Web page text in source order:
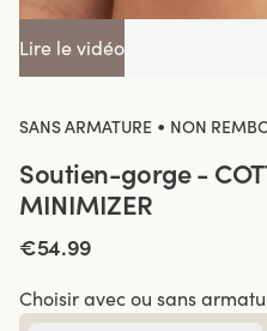
Lire le vidéo
SANS ARMATURE • NON
Soutien-gorge -
MINIMIZER
€54.99
Choisir avec ou sans